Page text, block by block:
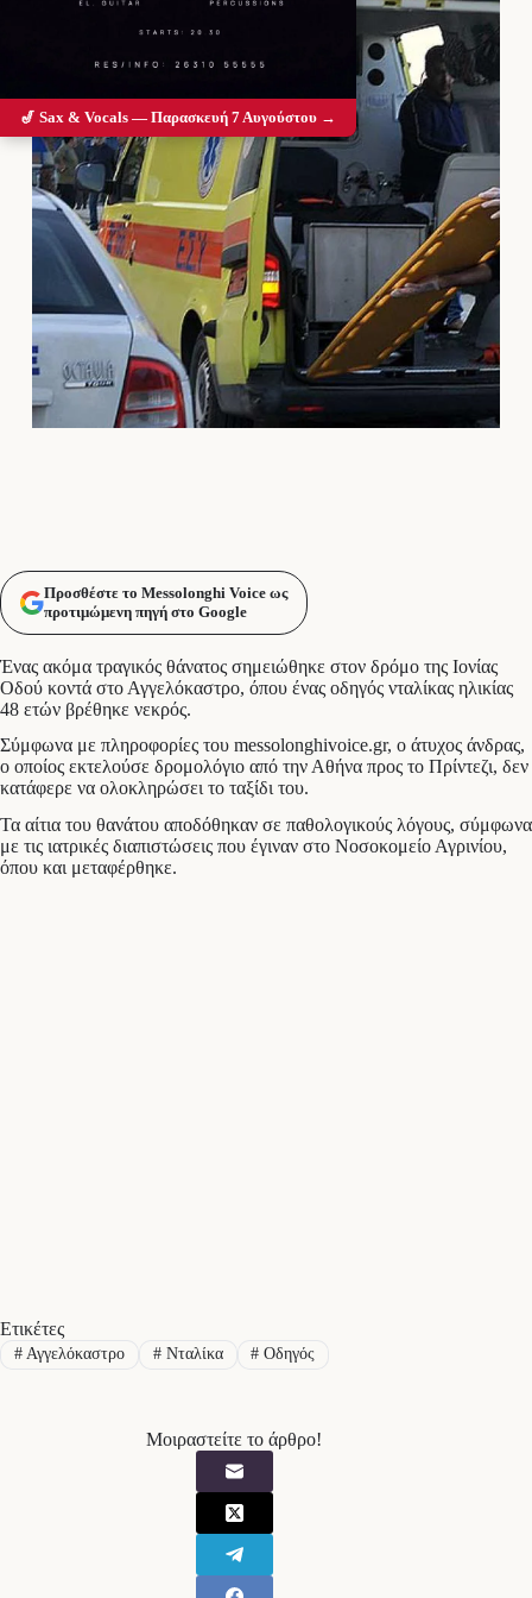
Προσθέστε το Messolonghi Voice ως
προτιμώμενη πηγή στο Google
Ένας ακόμα τραγικός θάνατος σημειώθηκε στον δρόμο της Ιονίας
Οδού κοντά στο Αγγελόκαστρο, όπου ένας οδηγός νταλίκας ηλικίας
48 ετών βρέθηκε νεκρός.
Σύμφωνα με πληροφορίες του messolonghivoice.gr, ο άτυχος άνδρας,
ο οποίος εκτελούσε δρομολόγιο από την Αθήνα προς το Πρίντεζι, δεν
κατάφερε να ολοκληρώσει το ταξίδι του.
Τα αίτια του θανάτου αποδόθηκαν σε παθολογικούς λόγους, σύμφωνα
με τις ιατρικές διαπιστώσεις που έγιναν στο Νοσοκομείο Αγρινίου,
όπου και μεταφέρθηκε.
Ετικέτες
#Αγγελόκαστρο #Νταλίκα # Οδηγός
Μοιραστείτε το άρθρο!
🎷 Sax & Vocals — Παρασκευή 7 Αυγούστου →